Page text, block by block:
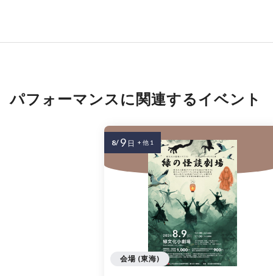
パフォーマンスに関連するイベント
会場 (東海)
8/ 9 日 + 他 1